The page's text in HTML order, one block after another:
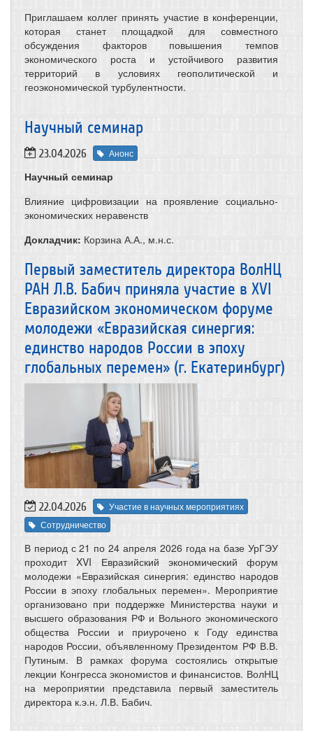
Приглашаем коллег принять участие в конференции,
которая станет площадкой для совместного
обсуждения факторов повышения темпов
экономического роста и устойчивого развития
территорий в условиях геополитической и
геоэкономической турбулентности.
​Научный семинар
23.04.2026 Анонс
Научный семинар
Влияние цифровизации на проявление социально-
экономических неравенств
Докладчик: Корзина А.А., м.н.с.
Первый заместитель директора ВолНЦ
РАН Л.В. Бабич приняла участие в XVI
Евразийском экономическом форуме
молодежи «Евразийская синергия:
единство народов России в эпоху
глобальных перемен» (г. Екатеринбург)
22.04.2026
Участие в научных мероприятиях
Сотрудничество
В период с 21 по 24 апреля 2026 года на базе УрГЭУ
проходит XVI Евразийский экономический форум
молодежи «Евразийская синергия: единство народов
России в эпоху глобальных перемен». Мероприятие
организовано при поддержке Министерства науки и
высшего образования РФ и Вольного экономического
общества России и приурочено к Году единства
народов России, объявленному Президентом РФ В.В.
Путиным. В рамках форума состоялись открытые
лекции Конгресса экономистов и финансистов. ВолНЦ
на мероприятии представила первый заместитель
директора к.э.н. Л.В. Бабич.